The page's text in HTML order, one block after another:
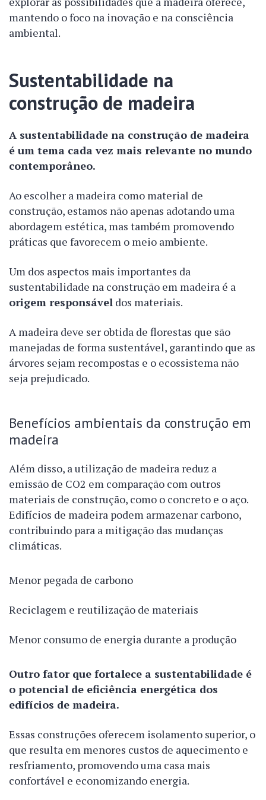
mantendo o foco na inovação e na consciência
ambiental.
Sustentabilidade na
construção de madeira
A sustentabilidade na construção de madeira
é um tema cada vez mais relevante no mundo
contemporâneo.
Ao escolher a madeira como material de
construção, estamos não apenas adotando uma
abordagem estética, mas também promovendo
práticas que favorecem o meio ambiente.
Um dos aspectos mais importantes da
sustentabilidade na construção em madeira é a
origem responsável dos materiais.
A madeira deve ser obtida de florestas que são
manejadas de forma sustentável, garantindo que as
árvores sejam recompostas e o ecossistema não
seja prejudicado.
Benefícios ambientais da construção em
madeira
Além disso, a utilização de madeira reduz a
emissão de CO2 em comparação com outros
materiais de construção, como o concreto e o aço.
Edifícios de madeira podem armazenar carbono,
contribuindo para a mitigação das mudanças
climáticas.
Menor pegada de carbono
Reciclagem e reutilização de materiais
Menor consumo de energia durante a produção
Outro fator que fortalece a sustentabilidade é
o potencial de eficiência energética dos
edifícios de madeira.
Essas construções oferecem isolamento superior, o
que resulta em menores custos de aquecimento e
resfriamento, promovendo uma casa mais
confortável e economizando energia.